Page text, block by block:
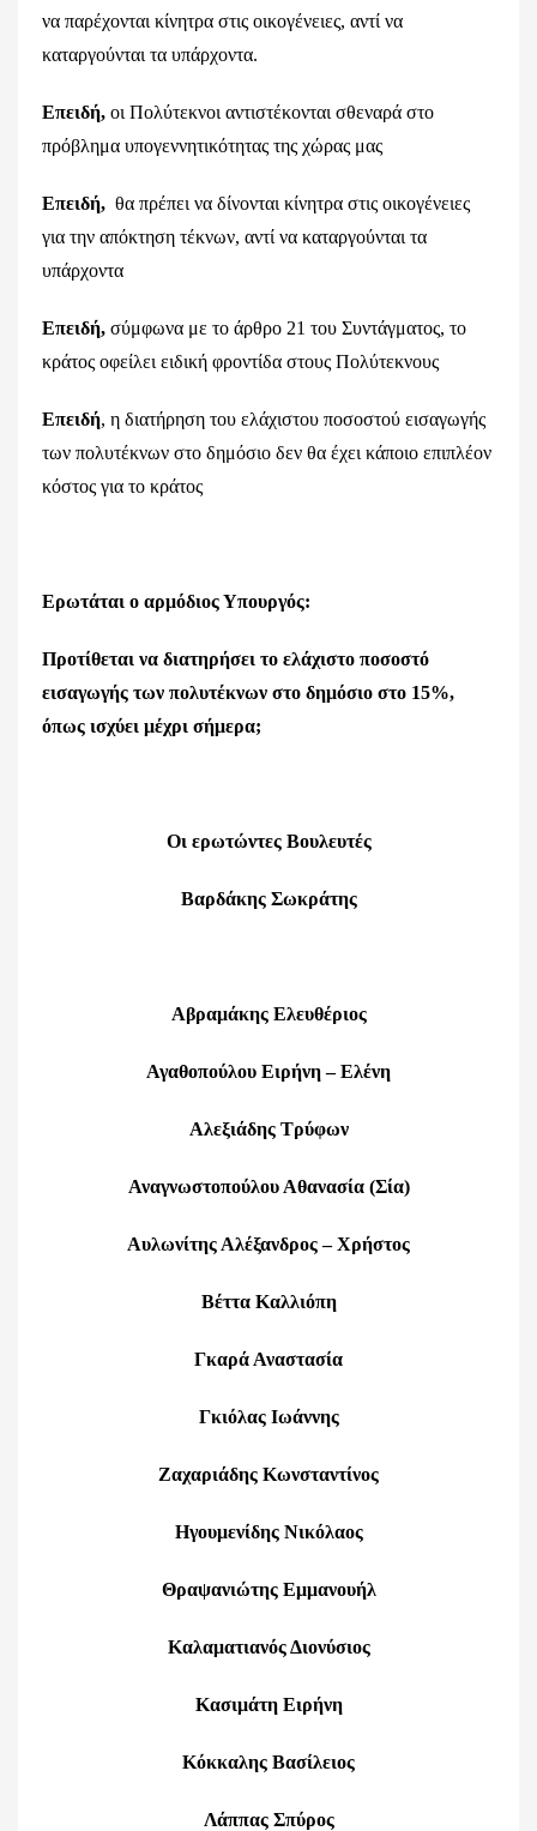
να παρέχονται κίνητρα στις οικογένειες, αντί να
καταργούνται τα υπάρχοντα.
Επειδή, οι Πολύτεκνοι αντιστέκονται σθεναρά στο
πρόβλημα υπογεννητικότητας της χώρας μας
Επειδή, θα πρέπει να δίνονται κίνητρα στις οικογένειες
για την απόκτηση τέκνων, αντί να καταργούνται τα
υπάρχοντα
Επειδή, σύμφωνα με το άρθρο 21 του Συντάγματος, το
κράτος οφείλει ειδική φροντίδα στους Πολύτεκνους
Επειδή, η διατήρηση του ελάχιστου ποσοστού εισαγωγής
των πολυτέκνων στο δημόσιο δεν θα έχει κάποιο επιπλέον
κόστος για το κράτος
Ερωτάται ο αρμόδιος Υπουργός:
Προτίθεται να διατηρήσει το ελάχιστο ποσοστό
εισαγωγής των πολυτέκνων στο δημόσιο στο 15%,
όπως ισχύει μέχρι σήμερα;
Οι ερωτώντες Βουλευτές
Βαρδάκης Σωκράτης
Αβραμάκης Ελευθέριος
Αγαθοπούλου Ειρήνη – Ελένη
Αλεξιάδης Τρύφων
Αναγνωστοπούλου Αθανασία (Σία)
Αυλωνίτης Αλέξανδρος – Χρήστος
Βέττα Καλλιόπη
Γκαρά Αναστασία
Γκιόλας Ιωάννης
Ζαχαριάδης Κωνσταντίνος
Ηγουμενίδης Νικόλαος
Θραψανιώτης Εμμανουήλ
Καλαματιανός Διονύσιος
Κασιμάτη Ειρήνη
Κόκκαλης Βασίλειος
Λάππας Σπύρος